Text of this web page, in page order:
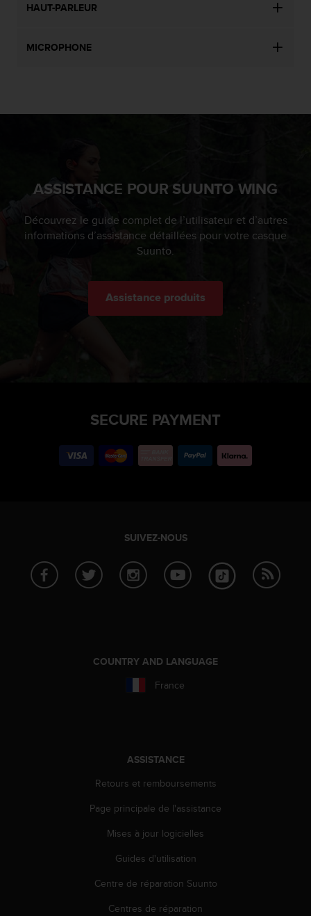
HAUT-PARLEUR
MICROPHONE
ASSISTANCE POUR SUUNTO WING
Découvrez le guide complet de l’utilisateur et d’autres
informations d’assistance détaillées pour votre casque
Suunto.
Assistance produits
SECURE PAYMENT
SUIVEZ-NOUS
COUNTRY AND LANGUAGE
France
ASSISTANCE
Retours et remboursements
Page principale de l'assistance
Mises à jour logicielles
Guides d'utilisation
Centre de réparation Suunto
Centres de réparation